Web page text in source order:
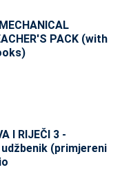
PACK (with
I RIJEČI 3 -
(primjereni